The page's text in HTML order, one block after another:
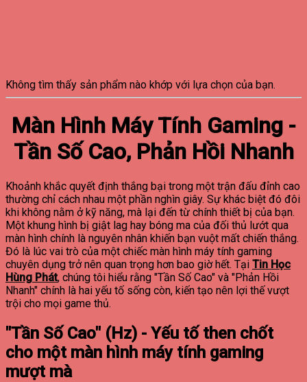
Không tìm thấy sản phẩm nào khớp với lựa chọn của bạn.
Màn Hình Máy Tính Gaming -
Tần Số Cao, Phản Hồi Nhanh
Khoảnh khắc quyết định thắng bại trong một trận đấu đỉnh cao
thường chỉ cách nhau một phần nghìn giây. Sự khác biệt đó đôi
khi không nằm ở kỹ năng, mà lại đến từ chính thiết bị của bạn.
Một khung hình bị giật lag hay bóng ma của đối thủ lướt qua
màn hình chính là nguyên nhân khiến bạn vuột mất chiến thắng.
Đó là lúc vai trò của một chiếc màn hình máy tính gaming
chuyên dụng trở nên quan trọng hơn bao giờ hết. Tại Tin Học
Hùng Phát, chúng tôi hiểu rằng "Tần Số Cao" và "Phản Hồi
Nhanh" chính là hai yếu tố sống còn, kiến tạo nên lợi thế vượt
trội cho mọi game thủ.
"Tần Số Cao" (Hz) - Yếu tố then chốt
cho một màn hình máy tính gaming
mượt mà